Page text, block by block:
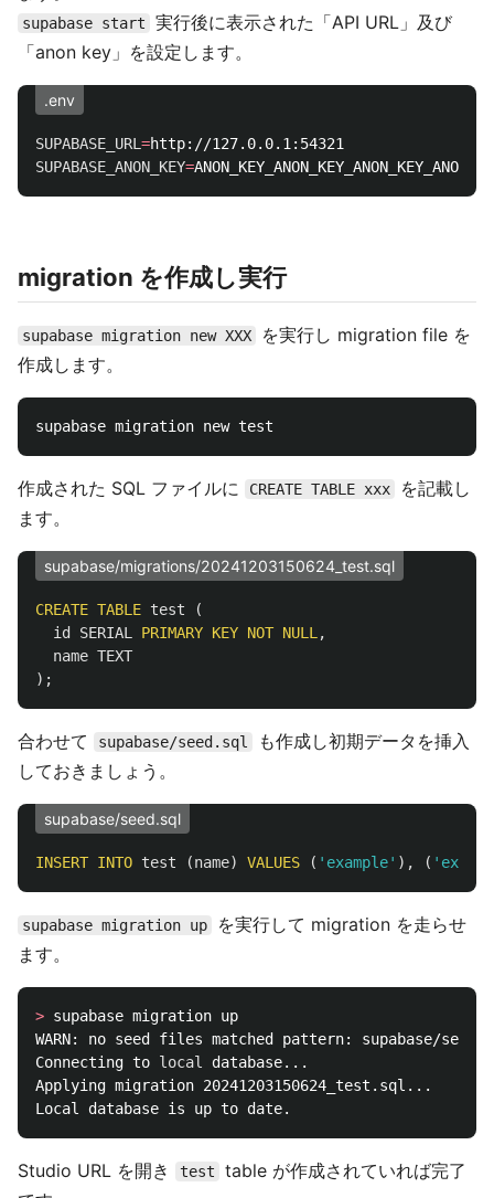
supabase start
実行後に表示された「API URL」及び
「anon key」を設定します。
.env
SUPABASE_URL =
SUPABASE_ANON_KEY=
migration を作成し実行
supabase migration new XXX
を実行し migration file を
作成します。
作成された SQL ファイルに CREATE TABLE xxx
を記載し
ます。
supabase/migrations/20241203150624_test.sql
CREATE TABLE test
(
id
SERIAL PRIMARY KEY NOT NULL ,
name TEXT
);
合わせて supabase/seed.sql
も作成し初期データを挿入
しておきましょう。
supabase/seed.sql
INSERT INTO test (name) VALUES ( 'example' ), (
supabase migration up
を実行して migration を走らせ
ます。
> supabase migration up
WARN: no seed files matched pattern: supabase/
Connecting to local database...
Applying migration 20241203150624_test.sql...
Studio URL を開き test
table が作成されていれば完了